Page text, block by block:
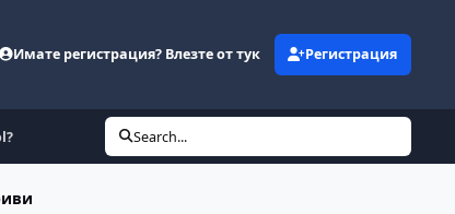
Имате регистрация? Влезте от тук Регистрация
Search...